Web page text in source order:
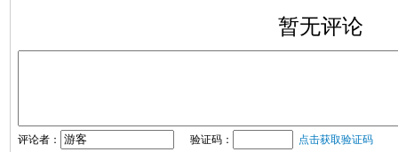
暂无评论
评论者： 验证码： 点击获取验证码